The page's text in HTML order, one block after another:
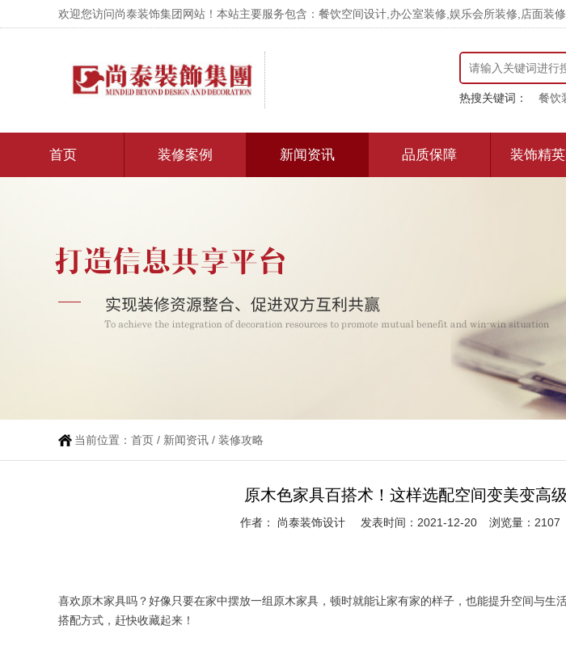
欢迎您访问尚泰装饰集团网站！本站主要服务包含：餐饮空间设计,办公室装修,娱乐会所装修,店面装修
热搜关键词： 餐饮
首页 装修案例 新闻资讯 品质保障 装饰精
当前位置： 首页 / 新闻资讯 / 装修攻略
原木色家具百搭术！这样选配空间变美变高级
作者： 尚泰装饰设计 发表时间：2021-12-20 浏览量：2107
喜欢原木家具吗？好像只要在家中摆放一组原木家具，顿时就能让家有家的样子，也能提升空间与生
搭配方式，赶快收藏起来！